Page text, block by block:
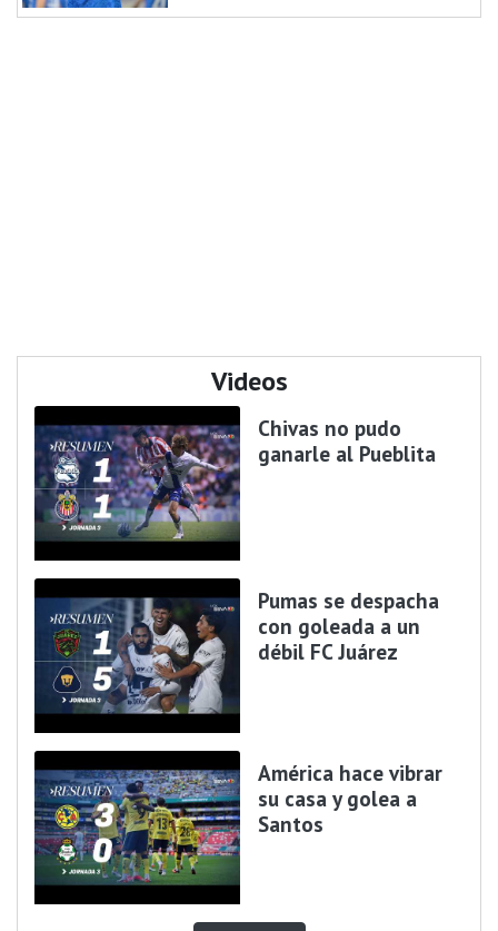
Videos
Chivas no pudo
ganarle al Pueblita
Pumas se despacha
con goleada a un
débil FC Juárez
América hace vibrar
su casa y golea a
Santos